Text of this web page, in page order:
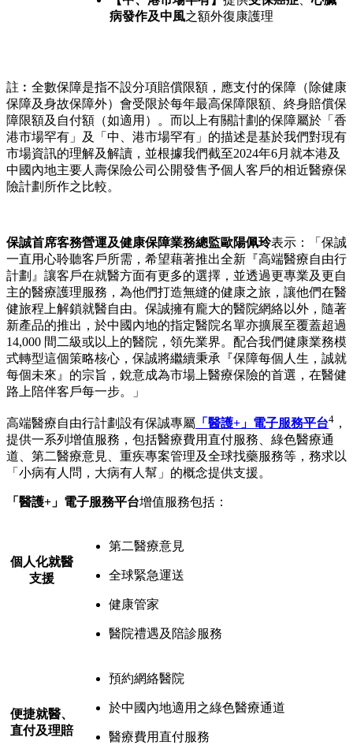
病發作及中風之額外復康護理
註︰全數保障是指不設分項賠償限額，應支付的保障（除健康
保障及身故保障外）會受限於每年最高保障限額、終身賠償保
障限額及自付額（如適用）。而以上有關計劃的保障屬於「香
港市場罕有」及「中、港市場罕有」的描述是基於我們對現有
市場資訊的理解及解讀，並根據我們截至2024年6月就本港及
中國內地主要人壽保險公司公開發售予個人客戶的相近醫療保
險計劃所作之比較。
保誠首席客務營運及健康保障業務總監歐陽佩玲表示：「保誠
一直用心聆聽客戶所需，希望藉著推出全新『高端醫療自由行
計劃』讓客戶在就醫方面有更多的選擇，並透過更專業及更自
主的醫療護理服務，為他們打造無縫的健康之旅，讓他們在醫
健旅程上解鎖就醫自由。保誠擁有龐大的醫院網絡以外，隨著
新產品的推出，於中國內地的指定醫院名單亦擴展至覆蓋超過
14,000 間二級或以上的醫院，領先業界。配合我們健康業務模
式轉型這個策略核心，保誠將繼續秉承『保障每個人生，誠就
每個未來』的宗旨，銳意成為市場上醫療保險的首選，在醫健
路上陪伴客戶每一步。」
高端醫療自由行計劃設有保誠專屬 「醫護+」電子服務平台4 ，
提供一系列增值服務，包括醫療費用直付服務、綠色醫療通
道、第二醫療意見、重疾專案管理及全球找藥服務等，務求以
「小病有人問，大病有人幫」的概念提供支援。
「醫護+」電子服務平台增值服務包括：
個人化就醫
支援
第二醫療意見
全球緊急運送
健康管家
醫院禮遇及陪診服務
便捷就醫、
直付及理賠
預約網絡醫院
於中國內地適用之綠色醫療通道
醫療費用直付服務